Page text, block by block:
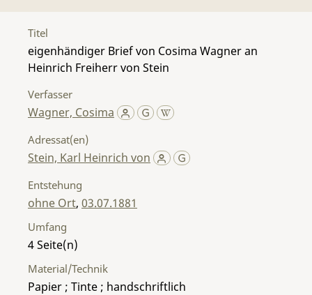
Titel
eigenhändiger Brief von Cosima Wagner an
Heinrich Freiherr von Stein
Verfasser
Wagner, Cosima
Adressat(en)
Stein, Karl Heinrich von
Entstehung
ohne Ort, 03.07.1881
Umfang
4
Material/Technik
Papier ; Tinte ; handschriftlich